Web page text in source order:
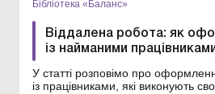
Бібліотека «Баланс»
Віддалена робота: як
із найманими
У статті розповімо про
із працівниками, які виконують